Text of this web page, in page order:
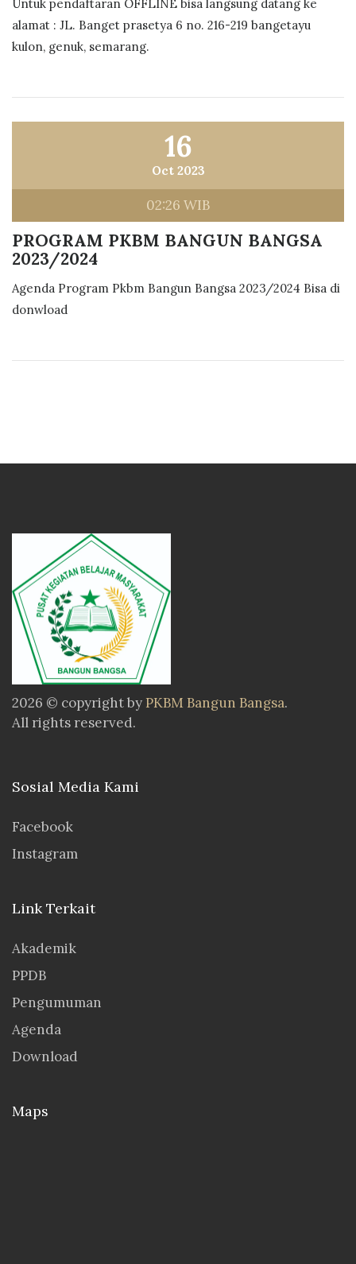
Untuk pendaftaran OFFLINE bisa langsung datang ke
alamat : JL. Banget prasetya 6 no. 216-219 bangetayu
kulon, genuk, semarang.
16
Oct 2023
02:26 WIB
PROGRAM PKBM BANGUN BANGSA
2023/2024
Agenda Program Pkbm Bangun Bangsa 2023/2024 Bisa di
donwload
2026 © copyright by PKBM Bangun Bangsa.
All rights reserved.
Sosial Media Kami
Facebook
Instagram
Link Terkait
Akademik
PPDB
Pengumuman
Agenda
Download
Maps